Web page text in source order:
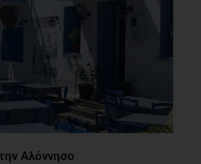
Αλόννησο